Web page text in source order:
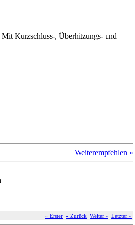
Kurzschluss-, Überhitzungs- und
Weiterempfehlen »
« Erster « Zurück Weiter » Letzter »